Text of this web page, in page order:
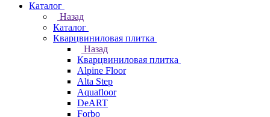
Каталог
Назад
Каталог
Кварцвиниловая плитка
Назад
Кварцвиниловая плитка
Alpine Floor
Alta Step
Aquafloor
DeART
Forbo